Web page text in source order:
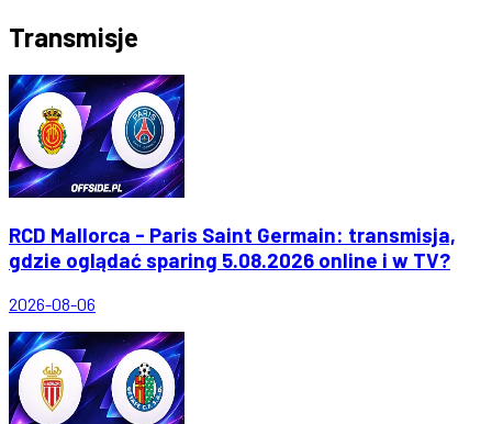
Transmisje
RCD Mallorca - Paris Saint Germain: transmisja,
gdzie oglądać sparing 5.08.2026 online i w TV?
2026-08-06